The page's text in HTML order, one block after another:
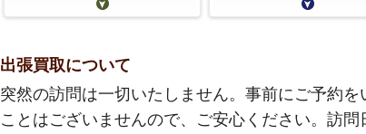
出張買取について
突然の訪問は一切いたしません。事前にご予約
ことはございませんので、ご安心ください。訪